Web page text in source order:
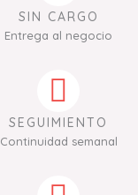
SIN CARGO
Entrega al negocio
SEGUIMIENTO
Continuidad semanal